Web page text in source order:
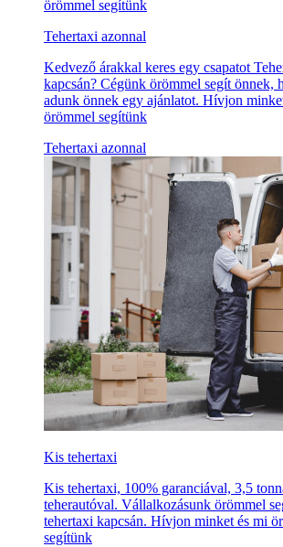
örömmel segítünk
Tehertaxi azonnal
Kedvező árakkal keres egy csapatot
kapcsán? Cégünk örömmel segít önnek,
adunk önnek egy ajánlatot. Hívjon
örömmel segítünk
Tehertaxi azonnal
Kis tehertaxi
Kis tehertaxi, 100% garanciával, 3,5
teherautóval. Vállalkozásunk örömmel
tehertaxi kapcsán. Hívjon minket és mi
segítünk